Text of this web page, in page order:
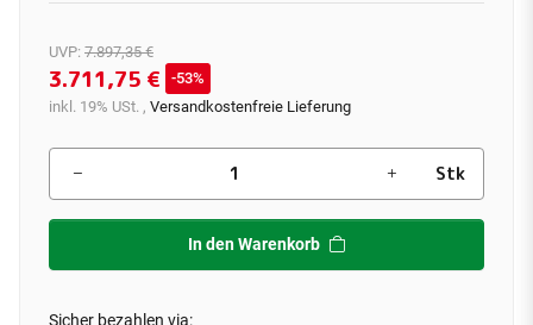
UVP: 7.897,35 €
3.711,75 €
53%
inkl. 19% USt. , Versandkostenfreie Lieferung
Stk
In den Warenkorb
Sicher bezahlen via: